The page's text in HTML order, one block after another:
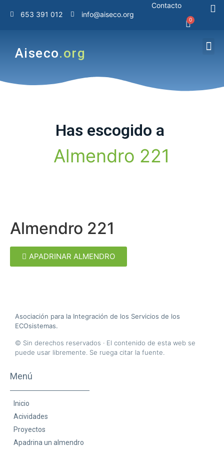
653 391 012 info@aiseco.org
Contacto
Aiseco.org
Has escogido a
Almendro 221
Almendro 221
APADRINAR ALMENDRO
Asociación para la Integración de los Servicios de los
ECOsistemas.
© Sin derechos reservados · El contenido de esta web se
puede usar libremente. Se ruega citar la fuente.
Menú
Inicio
Acividades
Proyectos
Apadrina un almendro